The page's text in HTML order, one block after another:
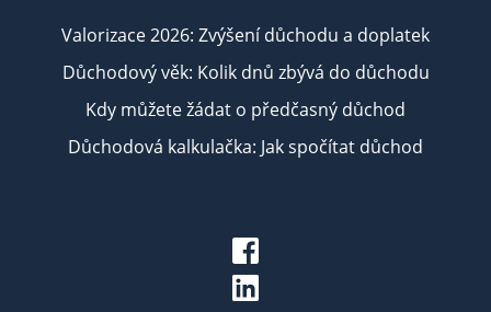
Valorizace 2026: Zvýšení důchodu a doplatek
Důchodový věk: Kolik dnů zbývá do důchodu
Kdy můžete žádat o předčasný důchod
Důchodová kalkulačka: Jak spočítat důchod